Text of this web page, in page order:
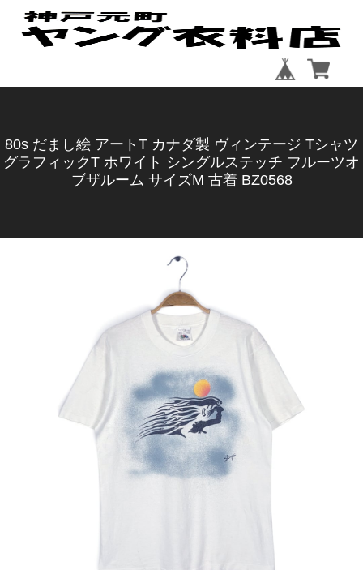
80s だまし絵 アートT カナダ製 ヴィンテージ Tシャツ
グラフィックT ホワイト シングルステッチ フルーツオ
ブザルーム サイズM 古着 BZ0568